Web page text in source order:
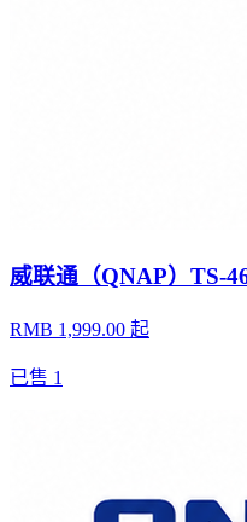
威联通（QNAP）TS-
RMB 1,999.00 起
已售 1